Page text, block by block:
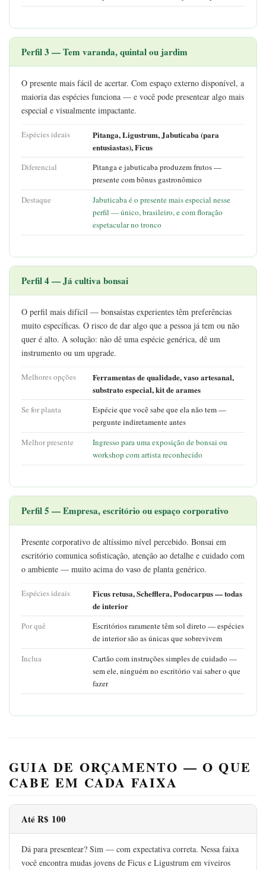
Perfil 3 — Tem varanda, quintal ou jardim
O presente mais fácil de acertar. Com espaço externo disponível, a
maioria das espécies funciona — e você pode presentear algo mais
especial e visualmente impactante.
Espécies ideais
Pitanga, Ligustrum, Jabuticaba (para
entusiastas), Ficus
Diferencial
Pitanga e jabuticaba produzem frutos —
presente com bônus gastronômico
Destaque
Jabuticaba é o presente mais especial nesse
perfil — único, brasileiro, e com floração
espetacular no tronco
Perfil 4 — Já cultiva bonsai
O perfil mais difícil — bonsaístas experientes têm preferências
muito específicas. O risco de dar algo que a pessoa já tem ou não
quer é alto. A solução: não dê uma espécie genérica, dê um
instrumento ou um upgrade.
Melhores opções
Ferramentas de qualidade, vaso artesanal,
substrato especial, kit de arames
Se for planta
Espécie que você sabe que ela não tem —
pergunte indiretamente antes
Melhor presente
Ingresso para uma exposição de bonsai ou
workshop com artista reconhecido
Perfil 5 — Empresa, escritório ou espaço corporativo
Presente corporativo de altíssimo nível percebido. Bonsai em
escritório comunica sofisticação, atenção ao detalhe e cuidado com
o ambiente — muito acima do vaso de planta genérico.
Espécies ideais
Ficus retusa, Schefflera, Podocarpus — todas
de interior
Por quê
Escritórios raramente têm sol direto — espécies
de interior são as únicas que sobrevivem
Inclua
Cartão com instruções simples de cuidado —
sem ele, ninguém no escritório vai saber o que
fazer
GUIA DE ORÇAMENTO — O QUE
CABE EM CADA FAIXA
Até R$ 100
Dá para presentear? Sim — com expectativa correta. Nessa faixa
você encontra mudas jovens de Ficus e Ligustrum em viveiros